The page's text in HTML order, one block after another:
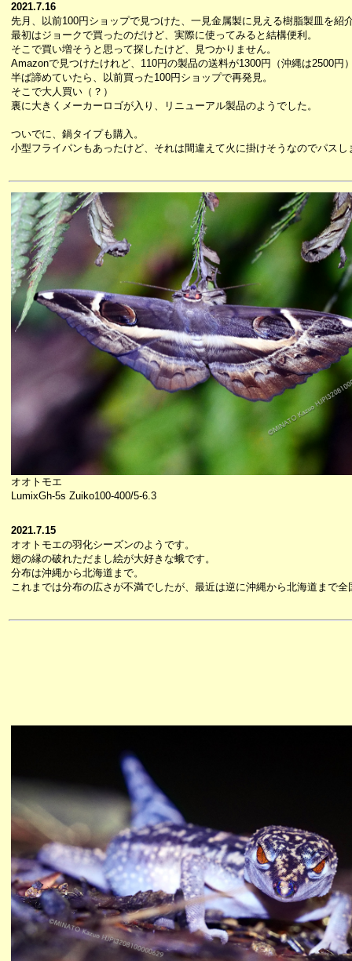
2021.7.16
先月、以前100円ショップで見つけた、一見金属製に見える樹脂製皿を紹
最初はジョークで買ったのだけど、実際に使ってみると結構便利。
そこで買い増そうと思って探したけど、見つかりません。
Amazonで見つけたけれど、110円の製品の送料が1300円（沖縄は2500円
半ば諦めていたら、以前買った100円ショップで再発見。
そこで大人買い（？）
裏に大きくメーカーロゴが入り、リニューアル製品のようでした。
ついでに、鍋タイプも購入。
小型フライパンもあったけど、それは間違えて火に掛けそうなのでパスし
オオトモエ
LumixGh-5s Zuiko100-400/5-6.3
2021.7.15
オオトモエの羽化シーズンのようです。
翅の縁の破れただまし絵が大好きな蛾です。
分布は沖縄から北海道まで。
これまでは分布の広さが不満でしたが、最近は逆に沖縄から北海道まで